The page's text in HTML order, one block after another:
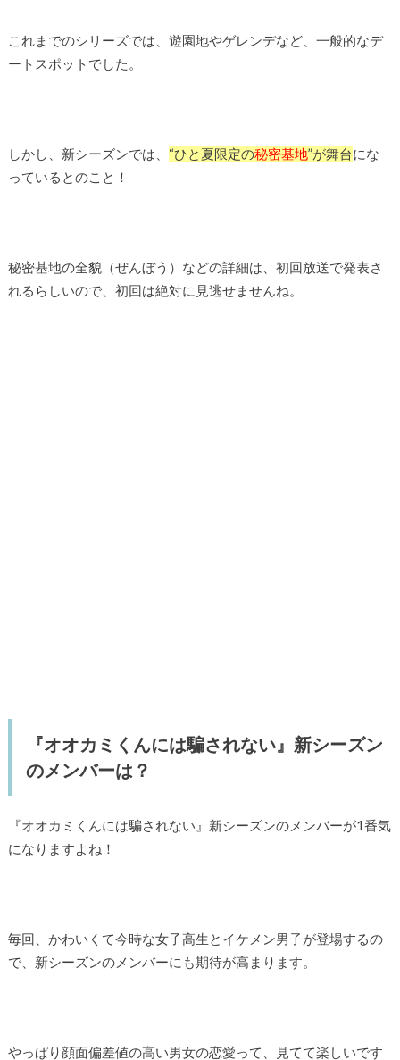
これまでのシリーズでは、遊園地やゲレンデなど、一般的なデ
ートスポットでした。
しかし、新シーズンでは、 “ひと夏限定の秘密基地”が舞台にな
っているとのこと！
秘密基地の全貌（ぜんぼう）などの詳細は、初回放送で発表さ
れるらしいので、初回は絶対に見逃せませんね。
『オオカミくんには騙されない』新シーズン
のメンバーは？
『オオカミくんには騙されない』新シーズンのメンバーが1番気
になりますよね！
毎回、かわいくて今時な女子高生とイケメン男子が登場するの
で、新シーズンのメンバーにも期待が高まります。
やっぱり顔面偏差値の高い男女の恋愛って、見てて楽しいです